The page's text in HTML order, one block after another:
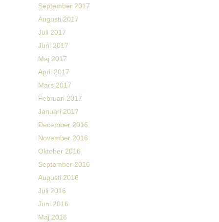
September 2017
Augusti 2017
Juli 2017
Juni 2017
Maj 2017
April 2017
Mars 2017
Februari 2017
Januari 2017
December 2016
November 2016
Oktober 2016
September 2016
Augusti 2016
Juli 2016
Juni 2016
Maj 2016